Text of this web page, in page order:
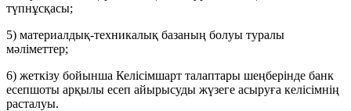
түпнұсқасы;
5) материалдық-техникалық базаның болуы туралы
мәліметтер;
6) жеткізу бойынша Келісімшарт талаптары шеңберінде банк
есепшоты арқылы есеп айырысуды жүзеге асыруға келісімнің
расталуы.